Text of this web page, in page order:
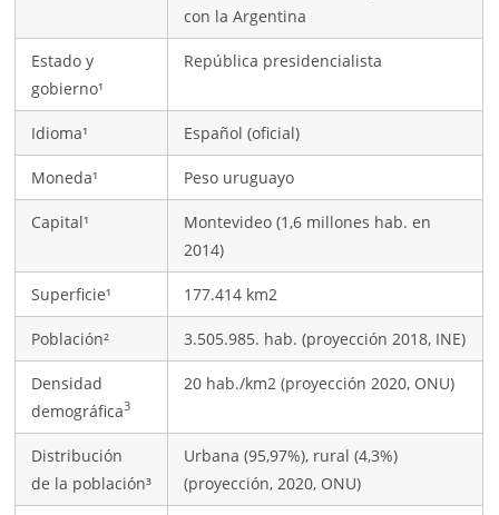
con la Argentina
Estado y
gobierno¹
República presidencialista
Idioma¹ Español (oficial)
Moneda¹ Peso uruguayo
Capital¹
Montevideo (1,6 millones hab. en
2014)
Superficie¹ 177.414 km2
Población² 3.505.985. hab. (proyección 2018, INE)
Densidad
demográfica3
20 hab./km2 (proyección 2020, ONU)
Distribución
de la población³
Urbana (95,97%), rural (4,3%)
(proyección, 2020, ONU)